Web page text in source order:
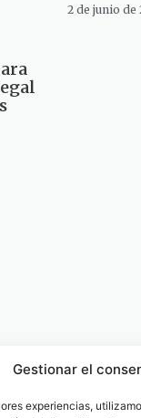
Gestionar el
experiencias,
2 de junio de